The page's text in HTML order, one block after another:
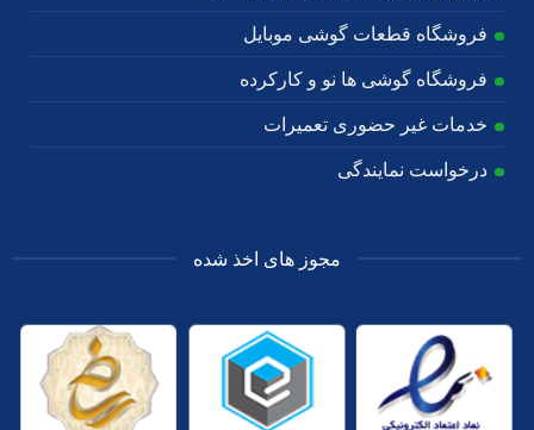
فروشگاه قطعات گوشی موبایل
فروشگاه گوشی ها نو و کارکرده
خدمات غیر حضوری تعمیرات
درخواست نمایندگی
مجوز های اخذ شده